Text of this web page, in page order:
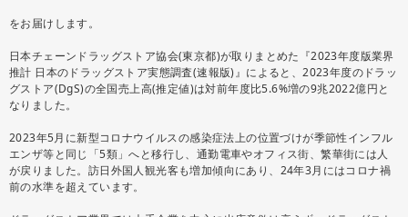
をお届けします。
日本チェーンドラッグストア協会(東京都)が取りまとめた『2023年度版業界
推計 日本のドラッグストア実態調査(速報版)』によると、2023年度のドラッ
グストア(DgS)の全国売上高(推定値)は対前年度比5.6%増の9兆2022億円と
なりました。
2023年5月に新型コロナウイルスの感染症法上の位置づけが季節性インフル
エンザ等と同じ「5類」へと移行し、通勤電車やオフィス街、繁華街には人
が戻りました。訪日外国人観光客も増加傾向にあり、24年3月にはコロナ禍
前の水準を超えています。